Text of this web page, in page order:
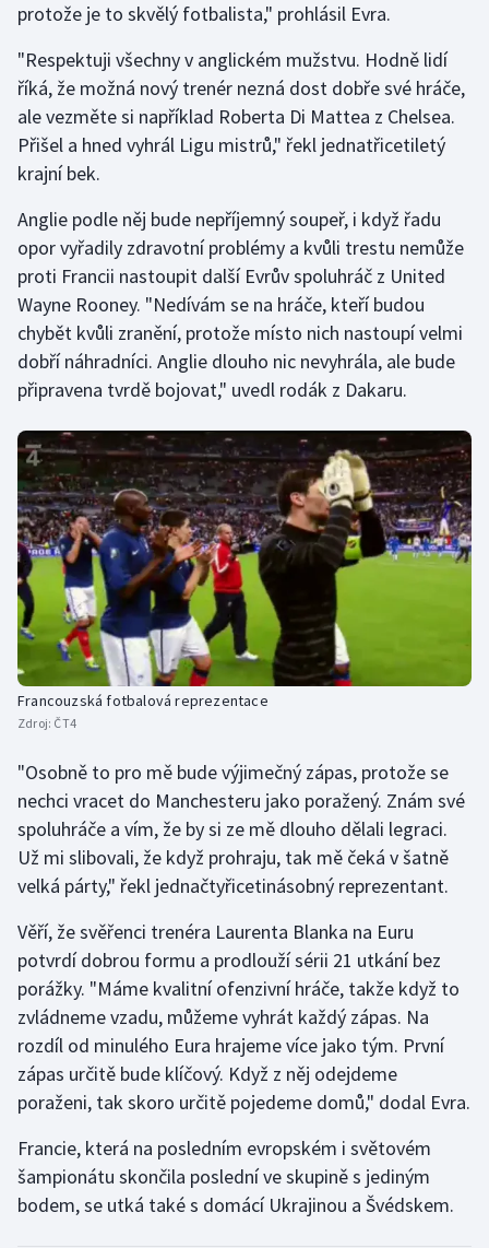
Házená
Jezdectví
Judo
Krasobruslení
Lezení
Lyže a snowboard
Moderní pětiboj
Motorsport
Olympijské hry
Parasport
Plavání
Plážový volejbal
Ragby
Rychlobruslení
Short track
Sportovní střelba
Triatlon
Veslování
Vodní slalom
Ostatní
protože je to skvělý fotbalista," prohlásil Evra.
"Respektuji všechny v anglickém mužstvu. Hodně lidí
říká, že možná nový trenér nezná dost dobře své hráče,
ale vezměte si například Roberta Di Mattea z Chelsea.
Přišel a hned vyhrál Ligu mistrů," řekl jednatřicetiletý
krajní bek.
Anglie podle něj bude nepříjemný soupeř, i když řadu
opor vyřadily zdravotní problémy a kvůli trestu nemůže
proti Francii nastoupit další Evrův spoluhráč z United
Wayne Rooney. "Nedívám se na hráče, kteří budou
chybět kvůli zranění, protože místo nich nastoupí velmi
dobří náhradníci. Anglie dlouho nic nevyhrála, ale bude
připravena tvrdě bojovat," uvedl rodák z Dakaru.
Francouzská fotbalová reprezentace
Zdroj: ČT4
"Osobně to pro mě bude výjimečný zápas, protože se
nechci vracet do Manchesteru jako poražený. Znám své
spoluhráče a vím, že by si ze mě dlouho dělali legraci.
Už mi slibovali, že když prohraju, tak mě čeká v šatně
velká párty," řekl jednačtyřicetinásobný reprezentant.
Věří, že svěřenci trenéra Laurenta Blanka na Euru
potvrdí dobrou formu a prodlouží sérii 21 utkání bez
porážky. "Máme kvalitní ofenzivní hráče, takže když to
zvládneme vzadu, můžeme vyhrát každý zápas. Na
rozdíl od minulého Eura hrajeme více jako tým. První
zápas určitě bude klíčový. Když z něj odejdeme
poraženi, tak skoro určitě pojedeme domů," dodal Evra.
Francie, která na posledním evropském i světovém
šampionátu skončila poslední ve skupině s jediným
bodem, se utká také s domácí Ukrajinou a Švédskem.